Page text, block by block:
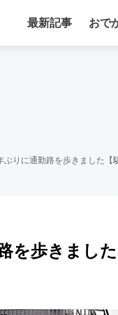
最新記事 おで
ぶりに通勤路を歩きました
を歩きまし